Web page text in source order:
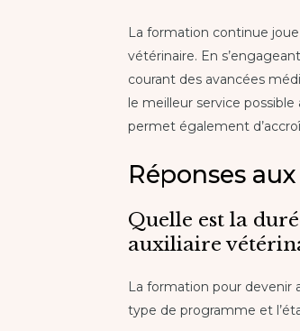
La formation continue
vétérinaire. En
courant des avancées
le meilleur service
permet également
Réponses
Quelle est la
auxiliaire
La formation pour devenir
type de programme et